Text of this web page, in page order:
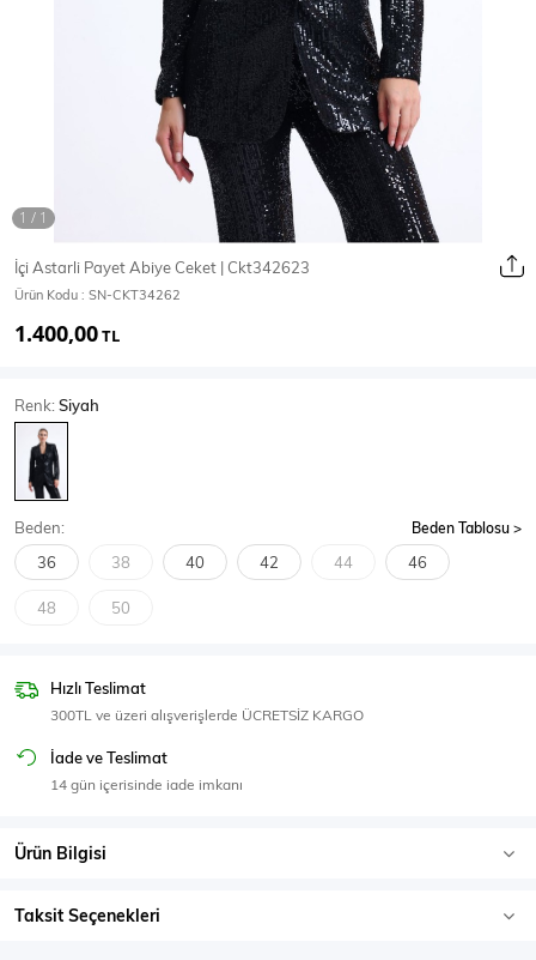
Mont & Kaban Yağmurluk
T-Shirt
Body
SPOR GİYİM
Eşofman Üstü
İçi Astarli Payet Abiye Ceket | Ckt342623
Ürün Kodu : SN-CKT34262
1.400,00TL
Renk:Siyah
Beden: Beden Tablosu
36 38 40 42 44 46
48 50
Hızlı Teslimat
300TL ve üzeri alışverişlerde ÜCRETSİZ KARGO
İade ve Teslimat
14 gün içerisinde iade imkanı
Ürün Bilgisi
Taksit Seçenekleri